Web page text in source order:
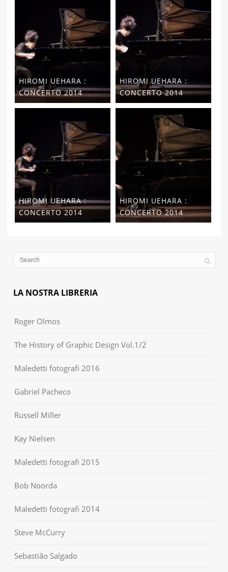
HIROMI UEHARA :
CONCERTO 2014
HIROMI UEHARA :
CONCERTO 2014
HIROMI UEHARA :
CONCERTO 2014
HIROMI UEHARA :
CONCERTO 2014
LA NOSTRA LIBRERIA
Roger Olmos
The History of Graphic Design Vol.1/2
Maledetti fotografi 2016
Gabriel Pacheco
Russell Miller
Kay Nielsen
Maledetti fotografi 2015
Bob Noorda
Maledetti fotografi 2014
Steve McCurry
Sebastião Salgado